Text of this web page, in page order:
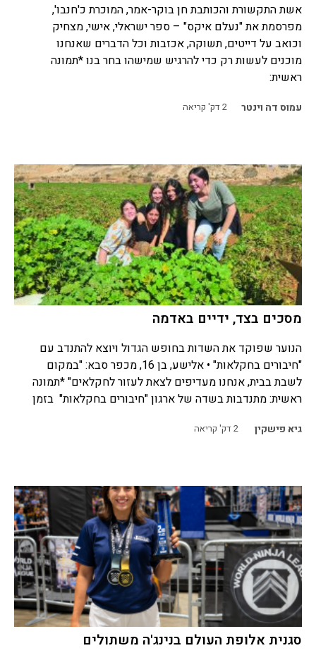
אשת התקשורת והכותבת חן בוקר-אמר, המוכרת כ'חנבו',
מפרסמת את "נעלם איקס" – ספר ישראלי, אישי, מצחיק
וכואב על דייטים, תשוקה, אכזבות וכל הדברים שאנחנו
מוכנים לעשות רק כדי להרגיש שמישהו בחר בנו *תמונה
ראשית:
עמוס דה וינטר 2דק' קריאה
מסכים בצד, ידיים באדמה
הנוער שפוקד את השדות בחופש הגדול ויוצא להתנדב עם
"חיבורים בחקלאות" • אלישע, בן 16, מכפר סבא: "במקום
לשבת בבית, אנחנו מעדיפים לצאת לעזור לחקלאים" *תמונה
ראשית: מתנדבות בשדה של ארגון "חיבורים בחקלאות" בזמן
גיא פישקין 2דק' קריאה
סגנית אלופת העולם בנינג'ה משתולים